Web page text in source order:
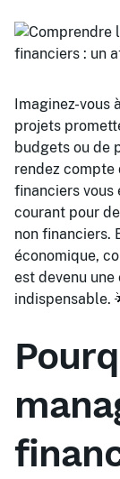
Imaginez-vous
projets
budgets ou de
rendez compte
financiers vous
courant pour
non financiers.
économique,
est devenu
indispensable.